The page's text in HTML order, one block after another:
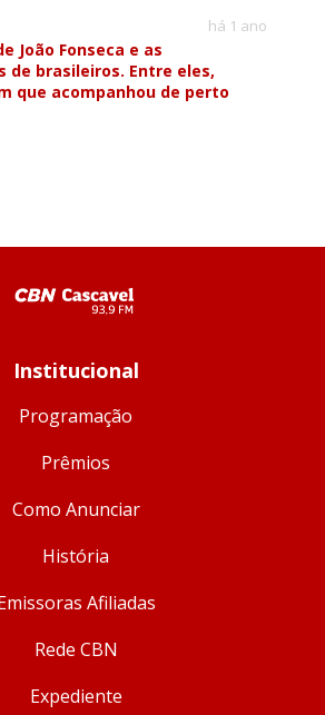
há 1 ano
João Fonseca e as
de brasileiros. Entre eles,
que acompanhou de perto
Institucional
Programação
Prêmios
Como Anunciar
História
Afiliadas
Rede CBN
Expediente